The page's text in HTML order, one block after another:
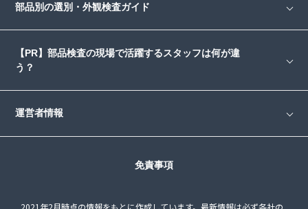
部品別の選別・外観検査ガイド
【PR】部品検査の現場で活躍するスタッフは何が違
う？
運営者情報
免責事項
2021年2月時点の情報をもとに作成しています。最新情報は必ず各社の